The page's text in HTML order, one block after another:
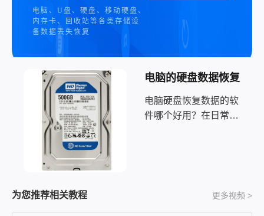
电脑、U盘、硬盘、移动硬盘、
内存卡、回收站等各类存储设
备数据丢失恢复
电脑的硬盘数据恢复
电脑硬盘恢复数据的软
件哪个好用？在日常使
盘故障还是病毒攻击，
为您推荐相关教程 更多视频 >